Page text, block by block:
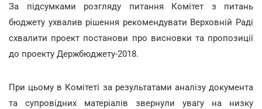
За підсумками розгляду питання Комітет з питань
бюджету ухвалив рішення рекомендувати Верховній Раді
схвалити проект постанови про висновки та пропозиції
до проекту Держбюджету-2018.
При цьому в Комітеті за результатами аналізу документа
та супровідних матеріалів звернули увагу на низку